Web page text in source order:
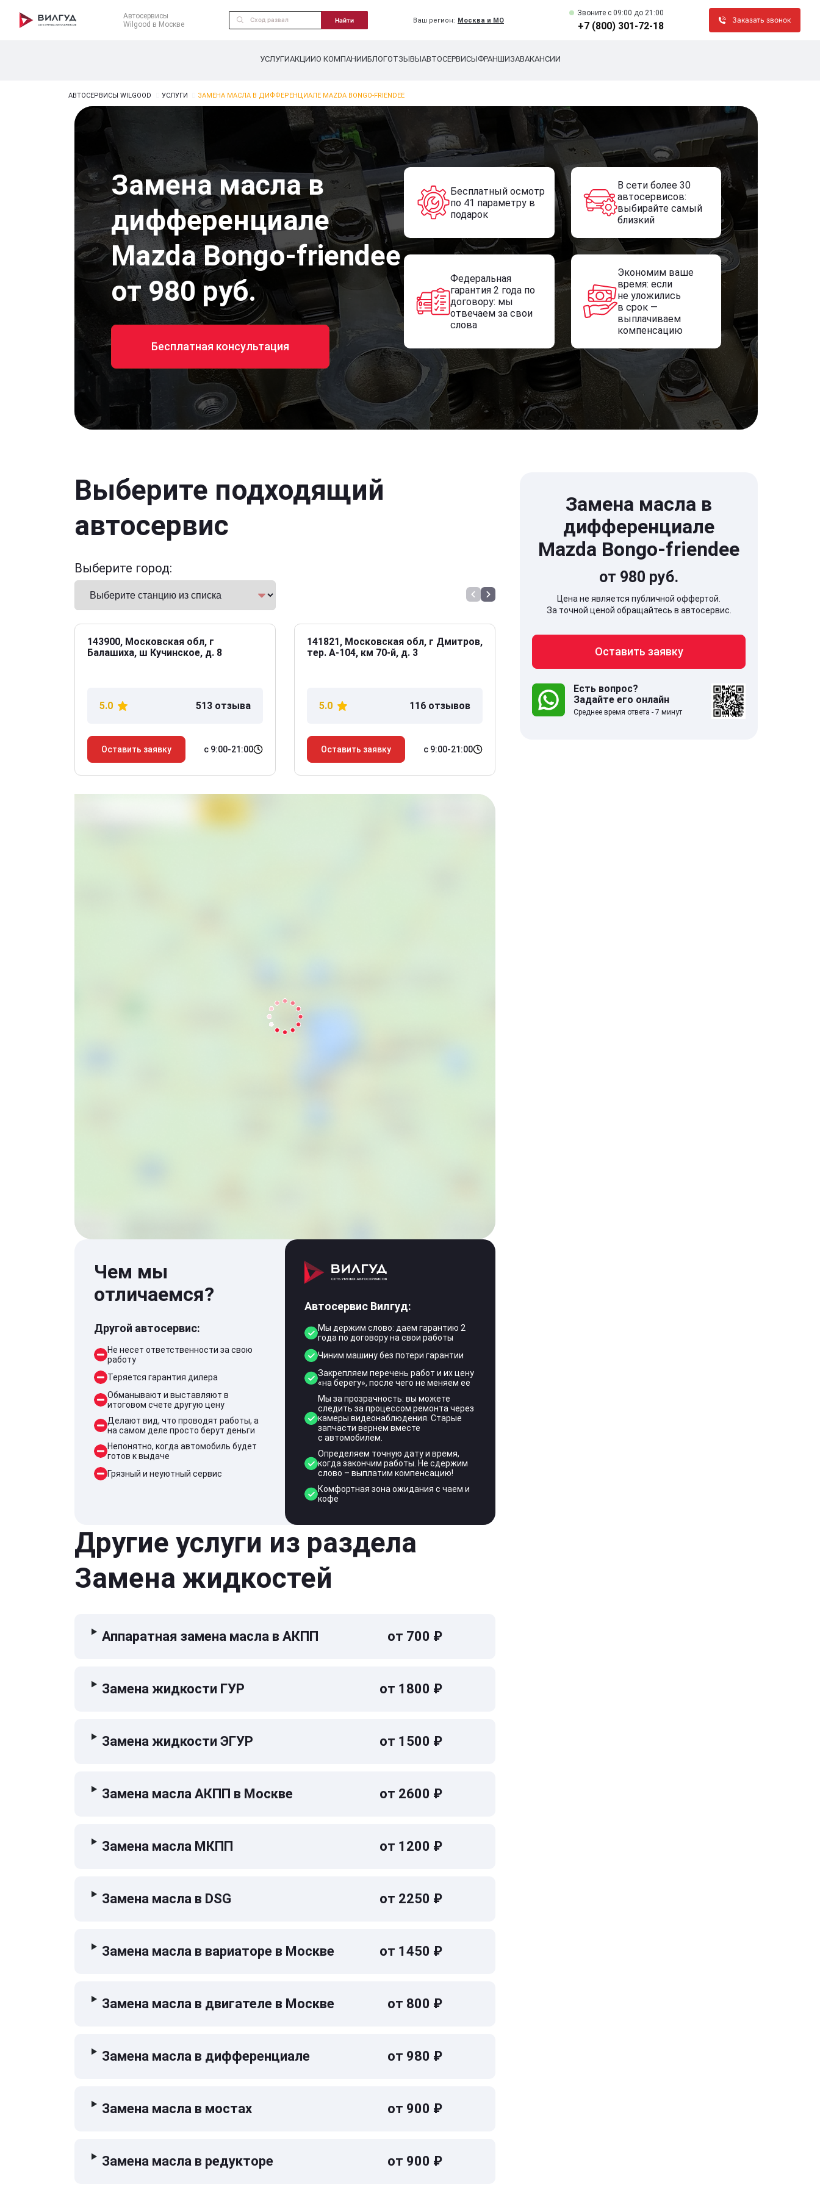
Автосервисы
Wilgood в Москве
Найти Ваш регион: Москва и МО
Звоните c 09:00 до 21:00
+7 (800) 301-72-18
Заказать звонок
УСЛУГИАКЦИИО КОМПАНИИБЛОГОТЗЫВЫАВТОСЕРВИСЫФРАНШИЗАВАКАНСИИ
АВТОСЕРВИСЫ WILGOOD УСЛУГИ ЗАМЕНА МАСЛА В ДИФФЕРЕНЦИАЛЕ MAZDA BONGO-FRIENDEE
Замена масла в
дифференциале
Mazda Bongo-friendee
от 980 руб.
Бесплатная консультация
Бесплатный осмотр
по 41 параметру в
подарок
В сети более 30
автосервисов:
выбирайте самый
близкий
Федеральная
гарантия 2 года по
договору: мы
отвечаем за свои
слова
Экономим ваше
время: если
не уложились
в срок —
выплачиваем
компенсацию
Выберите подходящий
автосервис
Выберите город:
143900, Московская обл, г
Балашиха, ш Кучинское, д. 8
5.0 513 отзыва
Оставить заявку с 9:00-21:00
141821, Московская обл, г Дмитров,
тер. А-104, км 70-й, д. 3
5.0 116 отзывов
Оставить заявку с 9:00-21:00
141707, Московская обл,
Долгопрудный г, Береговой проезд,
дом 5
5.0 332 отзыва
Чем мы
отличаемся?
Другой автосервис:
Не несет ответственности за свою
работу
Теряется гарантия дилера
Обманывают и выставляют в
итоговом счете другую цену
Делают вид, что проводят работы, а
на самом деле просто берут деньги
Непонятно, когда автомобиль будет
готов к выдаче
Грязный и неуютный сервис
Автосервис Вилгуд:
Мы держим слово: даем гарантию 2
года по договору на свои работы
Чиним машину без потери гарантии
Закрепляем перечень работ и их цену
«на берегу», после чего не меняем ее
Мы за прозрачность: вы можете
следить за процессом ремонта через
камеры видеонаблюдения. Старые
запчасти вернем вместе
с автомобилем.
Определяем точную дату и время,
когда закончим работы. Не сдержим
слово – выплатим компенсацию!
Комфортная зона ожидания с чаем и
кофе
Другие услуги из раздела
Замена жидкостей
Аппаратная замена масла в АКПП от 700 ₽
Замена жидкости ГУР от 1800 ₽
Замена жидкости ЭГУР от 1500 ₽
Замена масла АКПП в Москве от 2600 ₽
Замена масла МКПП от 1200 ₽
Замена масла в DSG от 2250 ₽
Замена масла в вариаторе в Москве от 1450 ₽
Замена масла в двигателе в Москве от 800 ₽
Замена масла в дифференциале от 980 ₽
Замена масла в мостах от 900 ₽
Замена масла в редукторе от 900 ₽
Замена масла в
дифференциале
Mazda Bongo-friendee
от 980 руб.
Цена не является публичной оффертой.
За точной ценой обращайтесь в автосервис.
Оставить заявку
Есть вопрос?
Задайте его онлайн
Среднее время ответа - 7 минут